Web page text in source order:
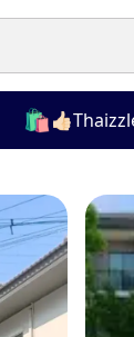
👍🏻Thaizzle,